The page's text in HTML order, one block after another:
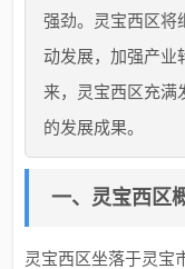
强劲。灵宝西区将
动发展，加强产业
来，灵宝西区充满
的发展成果。
一、灵宝西区
灵宝西区坐落于灵宝